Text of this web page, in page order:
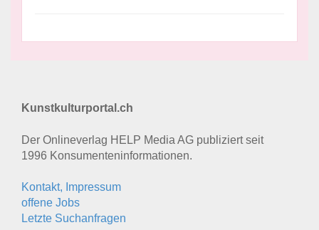
Kunstkulturportal.ch
Der Onlineverlag HELP Media AG publiziert seit
1996 Konsumenten­informationen.
Kontakt, Impressum
offene Jobs
Letzte Suchanfragen